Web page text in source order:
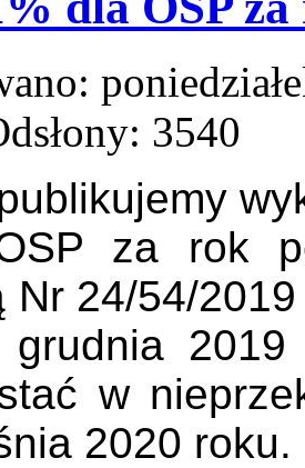
3540
za rok
Nr 24/54/
grudnia
w
2020 roku.